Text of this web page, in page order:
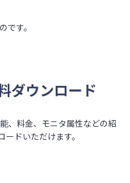
です。
ダウンロード
、料金、モニタ属性などの紹
ドいただけます。